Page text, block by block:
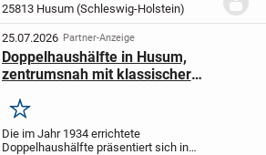
auch ein traumhaft gelegenes 769 m²
großes Baugrundstück mit separater,
gesicherter Zuwegung...
25813 Husum (Schleswig-Holstein)
25.07.2026 Partner-Anzeige
Doppelhaushälfte in Husum,
zentrumsnah mit klassischer
Garten
Merken
Die im Jahr 1934 errichtete
Doppelhaushälfte präsentiert sich in